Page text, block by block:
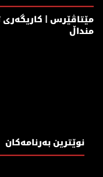
مێتاڤێرس | کاریگەری
منداڵ
نوێترین بەرنامەکان